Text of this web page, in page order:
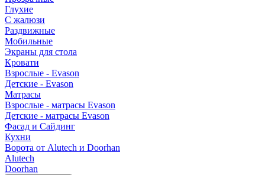
Глухие
С жалюзи
Раздвижные
Мобильные
Экраны для стола
Кровати
Взрослые - Evason
Детские - Evason
Матрасы
Взрослые - матрасы Evason
Детские - матрасы Evason
Фасад и Сайдинг
Кухни
Ворота от Alutech и Doorhan
Alutech
Doorhan